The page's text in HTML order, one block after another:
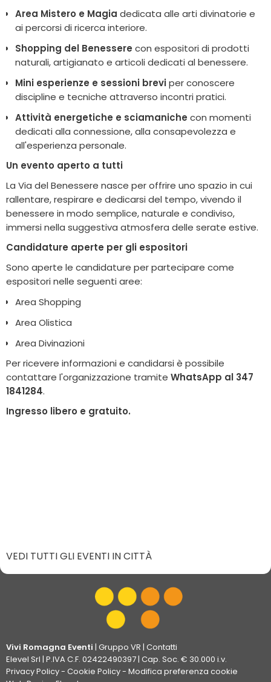
Area Mistero e Magia dedicata alle arti divinatorie e
ai percorsi di ricerca interiore.
Shopping del Benessere con espositori di prodotti
naturali, artigianato e articoli dedicati al benessere.
Mini esperienze e sessioni breviper conoscere
discipline e tecniche attraverso incontri pratici.
Attività energetiche e sciamaniche con momenti
dedicati alla connessione, alla consapevolezza e
all'esperienza personale.
Un evento aperto a tutti
La Via del Benessere nasce per offrire uno spazio in cui
rallentare, respirare e dedicarsi del tempo, vivendo il
benessere in modo semplice, naturale e condiviso,
immersi nella suggestiva atmosfera delle serate estive.
Candidature aperte per gli espositori
Sono aperte le candidature per partecipare come
espositori nelle seguenti aree:
Area Shopping
Area Olistica
Area Divinazioni
Per ricevere informazioni e candidarsi è possibile
contattare l'organizzazione tramite WhatsApp al 347
1841284.
Ingresso libero e gratuito.
VEDI TUTTI GLI EVENTI IN CITTÀ
Vivi Romagna Eventi | Gruppo VR | Contatti
Elevel Srl | P.IVA C.F. 02422490397 | Cap. Soc. € 30.000 i.v.
Privacy Policy- Cookie Policy- Modifica preferenza cookie